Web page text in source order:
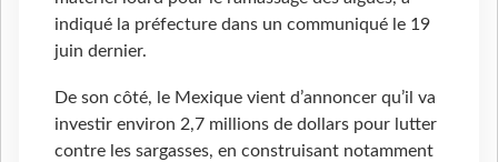
indiqué la préfecture dans un communiqué le 19
juin dernier.
De son côté, le Mexique vient d’annoncer qu’il va
investir environ 2,7 millions de dollars pour lutter
contre les sargasses, en construisant notamment